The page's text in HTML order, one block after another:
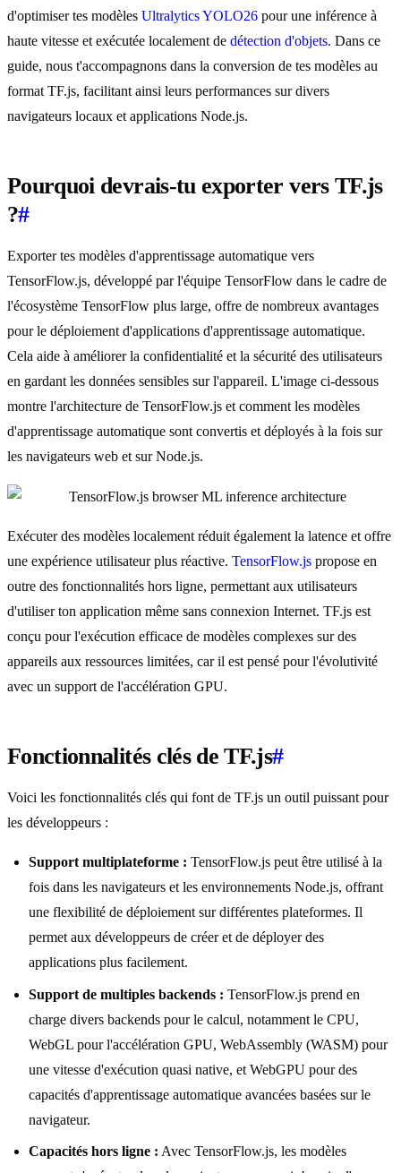
d'optimiser tes modèles Ultralytics YOLO26 pour une inférence à
haute vitesse et exécutée localement de détection d'objets. Dans ce
guide, nous t'accompagnons dans la conversion de tes modèles au
format TF.js, facilitant ainsi leurs performances sur divers
navigateurs locaux et applications Node.js.
Pourquoi devrais-tu exporter vers TF.js
?#
Exporter tes modèles d'apprentissage automatique vers
TensorFlow.js, développé par l'équipe TensorFlow dans le cadre de
l'écosystème TensorFlow plus large, offre de nombreux avantages
pour le déploiement d'applications d'apprentissage automatique.
Cela aide à améliorer la confidentialité et la sécurité des utilisateurs
en gardant les données sensibles sur l'appareil. L'image ci-dessous
montre l'architecture de TensorFlow.js et comment les modèles
d'apprentissage automatique sont convertis et déployés à la fois sur
les navigateurs web et sur Node.js.
Exécuter des modèles localement réduit également la latence et offre
une expérience utilisateur plus réactive. TensorFlow.js propose en
outre des fonctionnalités hors ligne, permettant aux utilisateurs
d'utiliser ton application même sans connexion Internet. TF.js est
conçu pour l'exécution efficace de modèles complexes sur des
appareils aux ressources limitées, car il est pensé pour l'évolutivité
avec un support de l'accélération GPU.
Fonctionnalités clés de TF.js#
Voici les fonctionnalités clés qui font de TF.js un outil puissant pour
les développeurs :
Support multiplateforme : TensorFlow.js peut être utilisé à la
fois dans les navigateurs et les environnements Node.js, offrant
une flexibilité de déploiement sur différentes plateformes. Il
permet aux développeurs de créer et de déployer des
applications plus facilement.
Support de multiples backends : TensorFlow.js prend en
charge divers backends pour le calcul, notamment le CPU,
WebGL pour l'accélération GPU, WebAssembly (WASM) pour
une vitesse d'exécution quasi native, et WebGPU pour des
capacités d'apprentissage automatique avancées basées sur le
navigateur.
Capacités hors ligne : Avec TensorFlow.js, les modèles